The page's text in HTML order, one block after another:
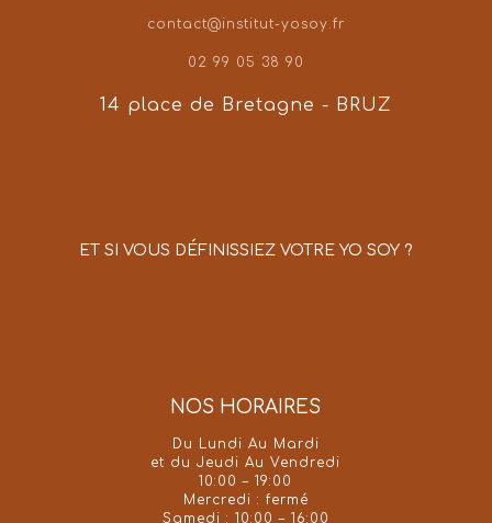
contact@institut-yosoy.fr
02 99 05 38 90
14 place de Bretagne - BRUZ
ET SI VOUS DÉFINISSIEZ VOTRE YO SOY ?
NOS HORAIRES
Du Lundi Au Mardi
et du Jeudi Au Vendredi
10:00 – 19:00
Mercredi : fermé
Samedi : 10:00 – 16:00